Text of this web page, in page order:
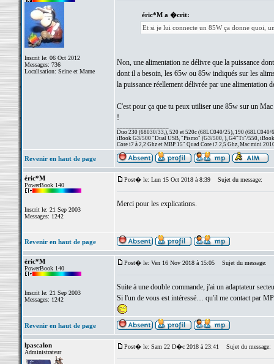
Inscrit le: 06 Oct 2012
Messages: 736
Localisation: Seine et Marne
éric*M a �crit:
Et si je lui connecte un 85W ça donne quoi,
Non, une alimentation ne délivre que la puissance
dont il a besoin, les 65w ou 85w indiqués sur les
la puissance réellement délivrée par une alimentation
C'est pour ça que tu peux utiliser une 85w sur un
!
Duo 230 (68030/33,), 520 et 520c (68LC040/25), 190 (68LC040/
iBook G3/500 "Dual USB, "Pismo" (G3/500, ), G4"Ti"/550,
Core i7 à 2,2 Ghz et MBP 15" Quad Core i7 2,5 Ghz, Mac mini
Revenir en haut de page
éric*M
PowerBook 140
Inscrit le: 21 Sep 2003
Messages: 1242
Post� le: Lun 15 Oct 2018 à 8:39 Sujet du message:
Merci pour les explications.
Revenir en haut de page
éric*M
PowerBook 140
Inscrit le: 21 Sep 2003
Messages: 1242
Post� le: Ven 16 Nov 2018 à 15:05 Sujet du message:
Suite à une double commande, j'ai un adaptateur
Si l'un de vous est intéressé… qu'il me contact par
Revenir en haut de page
lpascalon
Administrateur
Post� le: Sam 22 D�c 2018 à 23:41 Sujet du message: